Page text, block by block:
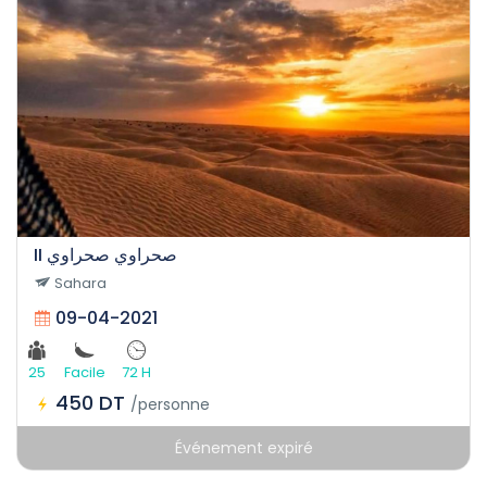
II صحراوي صحراوي
Sahara
09-04-2021
25 Facile 72 H
450 DT /personne
Événement expiré